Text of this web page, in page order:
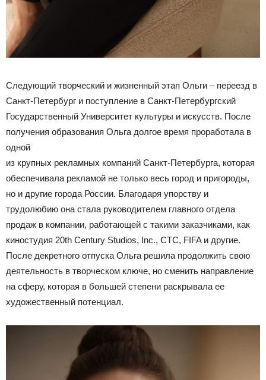
Следующий творческий и жизненный этап Ольги – переезд в
Санкт-Петербург и поступление в Санкт-Петербургский
Государственный Университет культуры и искусств. После
получения образования Ольга долгое время проработала в
одной
из крупных рекламных компаний Санкт-Петербурга, которая
обеспечивала рекламой не только весь город и пригороды,
но и другие города России. Благодаря упорству и
трудолюбию она стала руководителем главного отдела
продаж в компании, работающей с такими заказчиками, как
киностудия 20th Century Studios, Inc., СТС, FIFA и другие.
После декретного отпуска Ольга решила продолжить свою
деятельность в творческом ключе, но сменить направление
на сферу, которая в большей степени раскрывала ее
художественный потенциал.